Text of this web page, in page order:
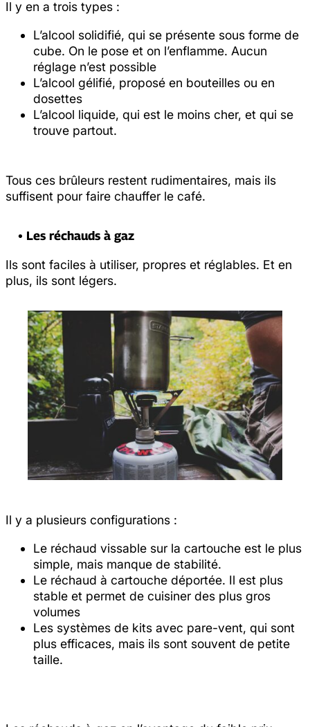
Il y en a trois types :
L’alcool solidifié, qui se présente sous forme de
cube. On le pose et on l’enflamme. Aucun
réglage n’est possible
L’alcool gélifié, proposé en bouteilles ou en
dosettes
L’alcool liquide, qui est le moins cher, et qui se
trouve partout.
Tous ces brûleurs restent rudimentaires, mais ils
suffisent pour faire chauffer le café.
• Les réchauds à gaz
Ils sont faciles à utiliser, propres et réglables. Et en
plus, ils sont légers.
Il y a plusieurs configurations :
Le réchaud vissable sur la cartouche est le plus
simple, mais manque de stabilité.
Le réchaud à cartouche déportée. Il est plus
stable et permet de cuisiner des plus gros
volumes
Les systèmes de kits avec pare-vent, qui sont
plus efficaces, mais ils sont souvent de petite
taille.